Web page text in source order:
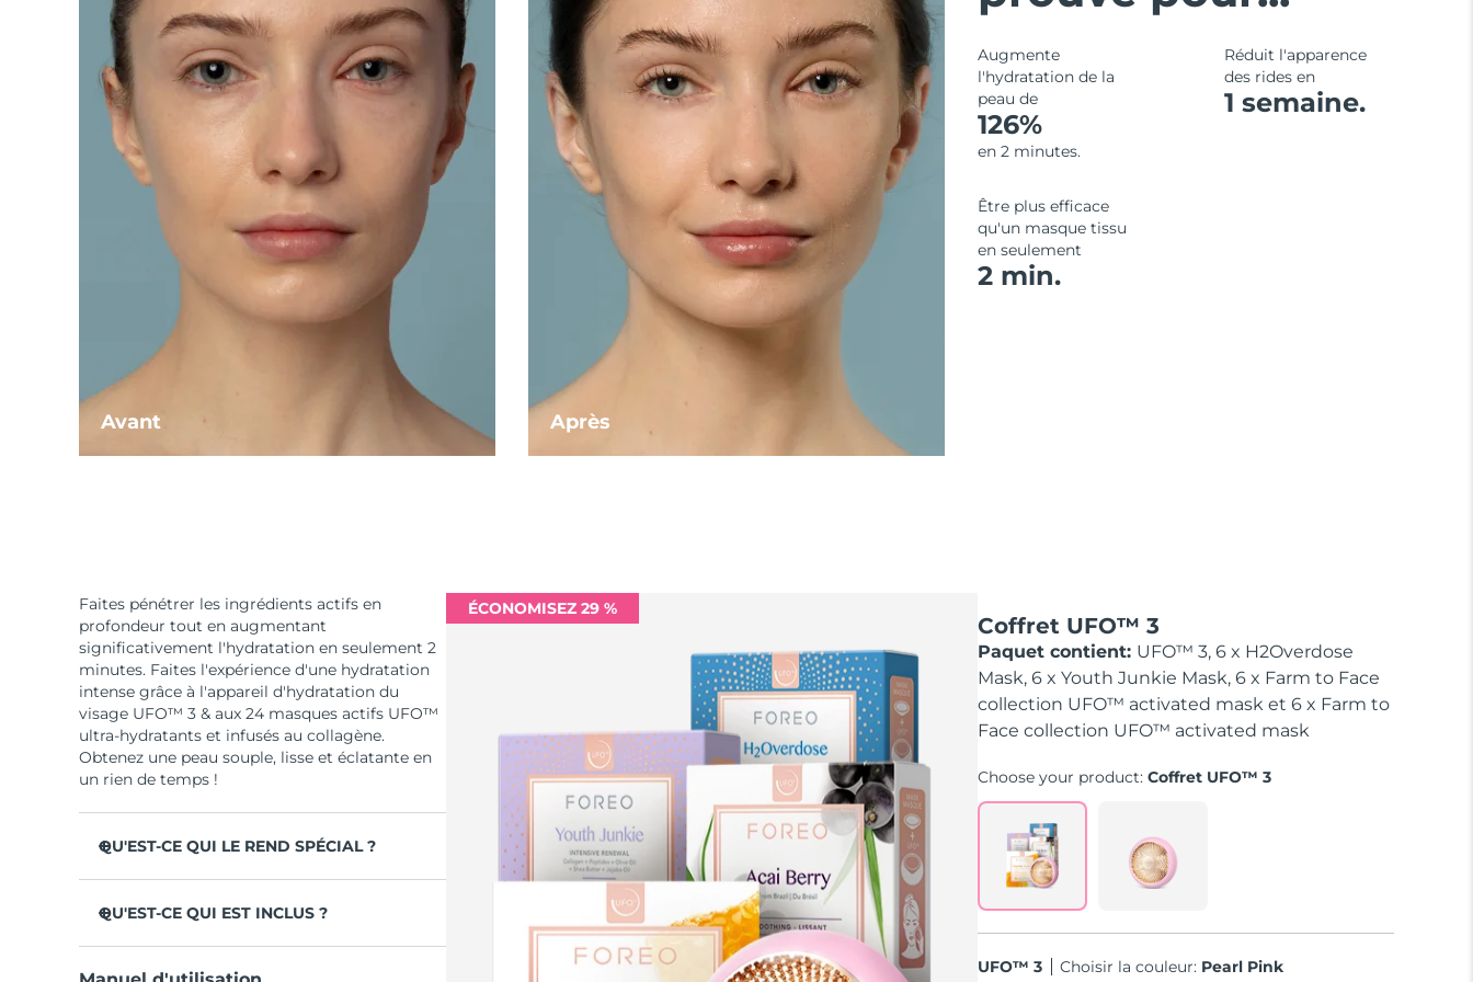
Avant Après
Augmente
l'hydratation de la
peau de
126%
en 2 minutes.
Réduit l'apparence
des rides en
1 semaine.
Être plus efficace
qu'un masque tissu
en seulement
2 min.
ÉCONOMISEZ 29 %
Coffret UFO™ 3
Paquet contient: UFO™ 3, 6 x H2Overdose
Mask, 6 x Youth Junkie Mask, 6 x Farm to Face
collection UFO™ activated mask et 6 x Farm to
Face collection UFO™ activated mask
Choose your product: Coffret UFO™ 3
UFO™ 3 Choisir la couleur: Pearl Pink
Faites pénétrer les ingrédients actifs en
profondeur tout en augmentant
significativement l'hydratation en seulement 2
minutes. Faites l'expérience d'une hydratation
intense grâce à l'appareil d'hydratation du
visage UFO™ 3 & aux 24 masques actifs UFO™
ultra-hydratants et infusés au collagène.
Obtenez une peau souple, lisse et éclatante en
un rien de temps !
QU'EST-CE QUI LE REND SPÉCIAL ?
en 2 minutes et plus d'efficacité qu'un
QU'EST-CE QUI EST INCLUS ?